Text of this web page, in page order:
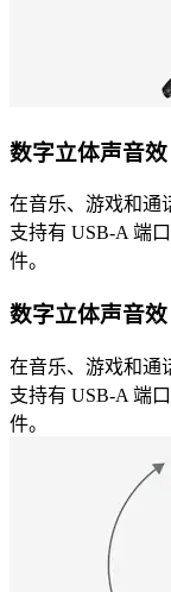
数字立体声音效
在音乐、游戏和通
支持有 USB-A 端
件。
数字立体声音效
在音乐、游戏和通
支持有 USB-A 端
件。